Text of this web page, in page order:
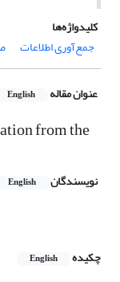
کلیدواژه‌ها
جمع‌آوری اطلاعات
عنوان مقاله English
from the
نویسندگان English
چکیده
English